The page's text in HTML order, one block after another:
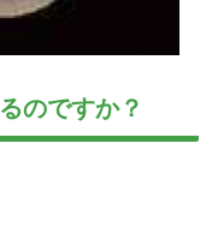
のですか？